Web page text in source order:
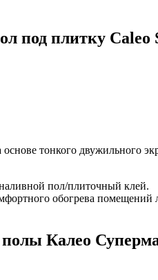
под плитку
тонкого двужильного
пол/плиточный клей.
обогрева
Калео